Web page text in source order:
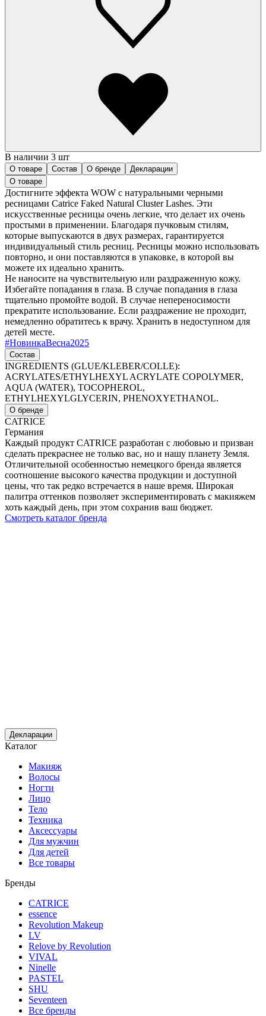
В наличии 3 шт
О товаре Состав О бренде
Декларации
О товаре
Достигните эффекта WOW с натуральными черными
ресницами Catrice Faked Natural Cluster Lashes. Эти
искусственные ресницы очень легкие, что делает их очень
простыми в применении. Благодаря пучковым стилям,
которые выпускаются в двух размерах, гарантируется
индивидуальный стиль ресниц. Ресницы можно использовать
повторно, и они поставляются в упаковке, в которой вы
можете их идеально хранить.
Не наносите на чувствительную или раздраженную кожу.
Избегайте попадания в глаза. В случае попадания в глаза
тщательно промойте водой. В случае непереносимости
прекратите использование. Если раздражение не проходит,
немедленно обратитесь к врачу. Хранить в недоступном для
детей месте.
#НовинкаВесна2025
Состав
INGREDIENTS (GLUE/KLEBER/COLLE):
ACRYLATES/ETHYLHEXYL ACRYLATE COPOLYMER,
AQUA (WATER), TOCOPHEROL,
ETHYLHEXYLGLYCERIN, PHENOXYETHANOL.
О бренде
CATRICE
Германия
Каждый продукт CATRICE разработан с любовью и призван
сделать прекраснее не только вас, но и нашу планету Земля.
Отличительной особенностью немецкого бренда является
соотношение высокого качества продукции и доступной
цены, что так редко встречается в наше время. Широкая
палитра оттенков позволяет экспериментировать с макияжем
хоть каждый день, при этом сохранив ваш бюджет.
Смотреть каталог бренда
Декларации
Каталог
Макияж
Волосы
Ногти
Лицо
Тело
Техника
Аксессуары
Для мужчин
Для детей
Все товары
Бренды
CATRICE
essence
Revolution Makeup
LV
Relove by Revolution
VIVAL
Ninelle
PASTEL
SHU
Seventeen
Все бренды